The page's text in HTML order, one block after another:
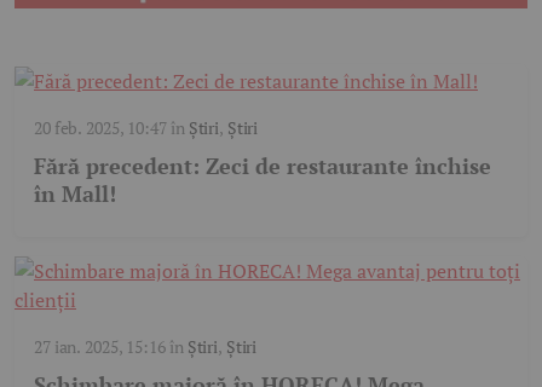
20 feb. 2025, 10:47în Știri, Știri
Fără precedent: Zeci de restaurante închise
în Mall!
27 ian. 2025, 15:16în Știri, Știri